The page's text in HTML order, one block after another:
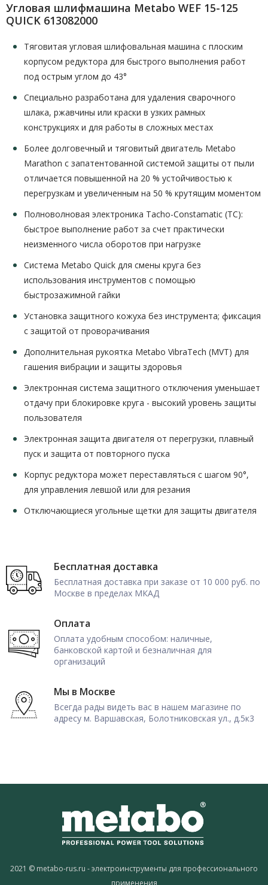
Угловая шлифмашина Metabo WEF 15-125
QUICK 613082000
Тяговитая угловая шлифовальная машина с плоским
корпусом редуктора для быстрого выполнения работ
под острым углом до 43°
Специально разработана для удаления сварочного
шлака, ржавчины или краски в узких рамных
конструкциях и для работы в сложных местах
Более долговечный и тяговитый двигатель Metabo
Marathon с запатентованной системой защиты от пыли
отличается повышенной на 20 % устойчивостью к
перегрузкам и увеличенным на 50 % крутящим моментом
Полноволновая электроника Tacho-Constamatic (TC):
быстрое выполнение работ за счет практически
неизменного числа оборотов при нагрузке
Система Metabo Quick для смены круга без
использования инструментов с помощью
быстрозажимной гайки
Установка защитного кожуха без инструмента; фиксация
с защитой от проворачивания
Дополнительная рукоятка Metabo VibraTech (MVT) для
гашения вибрации и защиты здоровья
Электронная система защитного отключения уменьшает
отдачу при блокировке круга - высокий уровень защиты
пользователя
Электронная защита двигателя от перегрузки, плавный
пуск и защита от повторного пуска
Корпус редуктора может переставляться с шагом 90°,
для управления левшой или для резания
Отключающиеся угольные щетки для защиты двигателя
Бесплатная доставка
Бесплатная доставка при заказе от 10 000 руб. по
Москве в пределах МКАД
Оплата
Оплата удобным способом: наличные,
банковской картой и безналичная для
организаций
Мы в Москве
Всегда рады видеть вас в нашем магазине по
адресу м. Варшавская, Болотниковская ул., д.5к3
2021 © metabo-rus.ru - электроинструменты для профессионального
применения